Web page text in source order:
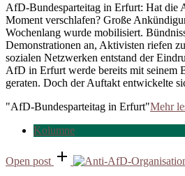
AfD-Bundesparteitag in Erfurt: Hat die
Moment verschlafen? Große
Wochenlang wurde mobilisiert.
Demonstrationen an, Aktivisten riefen
sozialen Netzwerken entstand der
AfD in Erfurt werde bereits mit seinem
geraten. Doch der Auftakt entwickelte
"AfD-Bundesparteitag in Erfurt"Mehr
Kolumne
Open post